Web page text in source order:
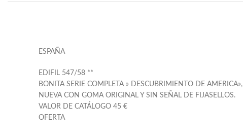
ESPAÑA
EDIFIL 547/58 **
BONITA SERIE COMPLETA » DESCUBRIMIENTO DE AMERICA»,
NUEVA CON GOMA ORIGINAL Y SIN SEÑAL DE FIJASELLOS.
VALOR DE CATÁLOGO 45 €
OFERTA